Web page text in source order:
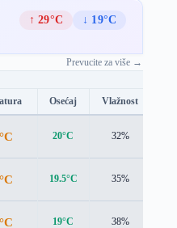
↑ 29°C
↓ 19°C
Prevucite za više →
Osećaj Vlažnost
20°C 32%
19.5°C 35%
19°C 38%